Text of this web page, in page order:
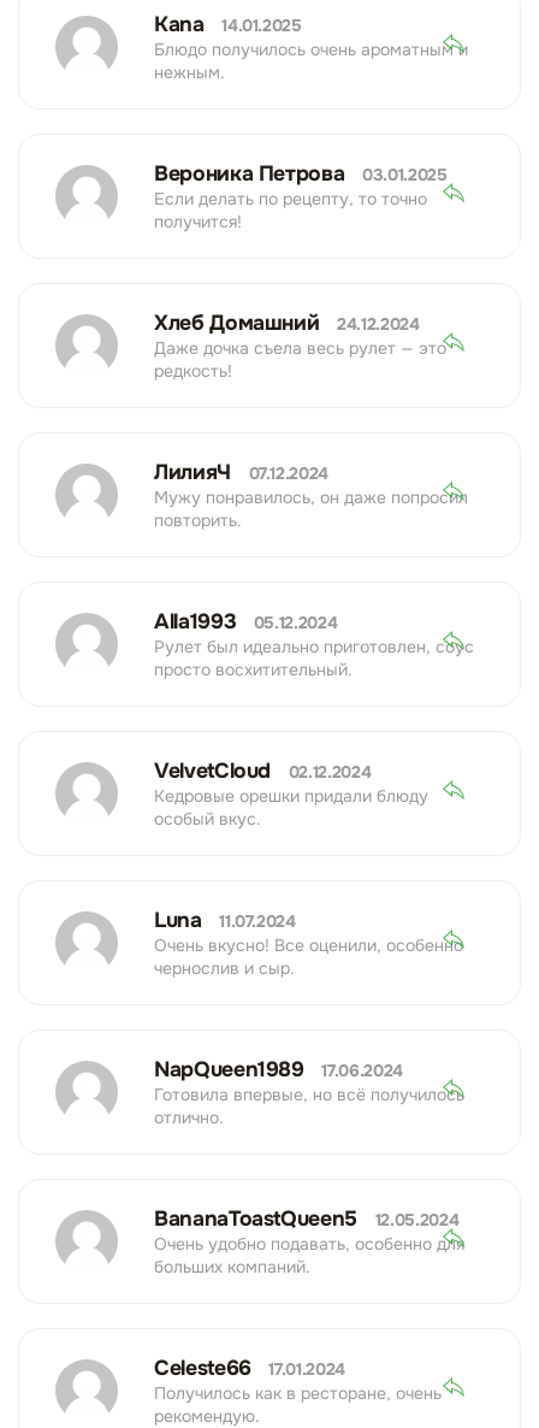
Kana
14.01.2025
Блюдо получилось очень ароматным и
нежным.
Вероника Петрова
03.01.2025
Если делать по рецепту, то точно
получится!
Хлеб Домашний
24.12.2024
Даже дочка съела весь рулет — это
редкость!
ЛилияЧ
07.12.2024
Мужу понравилось, он даже попросил
повторить.
Alla1993
05.12.2024
Рулет был идеально приготовлен, соус
просто восхитительный.
VelvetCloud
02.12.2024
Кедровые орешки придали блюду
особый вкус.
Luna
11.07.2024
Очень вкусно! Все оценили, особенно
чернослив и сыр.
NapQueen1989
17.06.2024
Готовила впервые, но всё получилось
отлично.
BananaToastQueen5
12.05.2024
Очень удобно подавать, особенно для
больших компаний.
Celeste66
17.01.2024
Получилось как в ресторане, очень
рекомендую.